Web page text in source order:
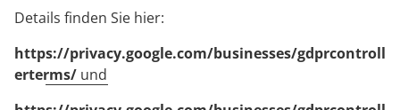
Details finden Sie hier:
https://privacy.google.com/businesses/gdprcontroll
erterms/ und